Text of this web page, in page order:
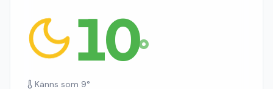
10°
Känns som 9°